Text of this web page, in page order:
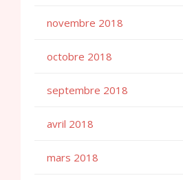
novembre 2018
octobre 2018
septembre 2018
avril 2018
mars 2018